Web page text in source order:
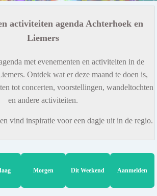
activiteiten agenda Achterhoek en
Liemers
met evenementen en activiteiten in de
Ontdek wat er deze maand te doen is,
tot concerten, voorstellingen, wandeltochten
en andere activiteiten.
vind inspiratie voor een dagje uit in de regio.
Morgen Dit Weekend Aanmelden